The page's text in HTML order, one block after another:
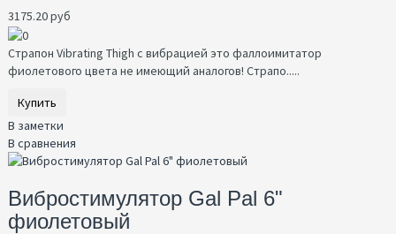
3175.20 руб
Страпон Vibrating Thigh с вибрацией это фаллоимитатор
фиолетового цвета не имеющий аналогов! Страпо.....
Купить
В заметки
В сравнения
Вибростимулятор Gal Pal 6"
фиолетовый